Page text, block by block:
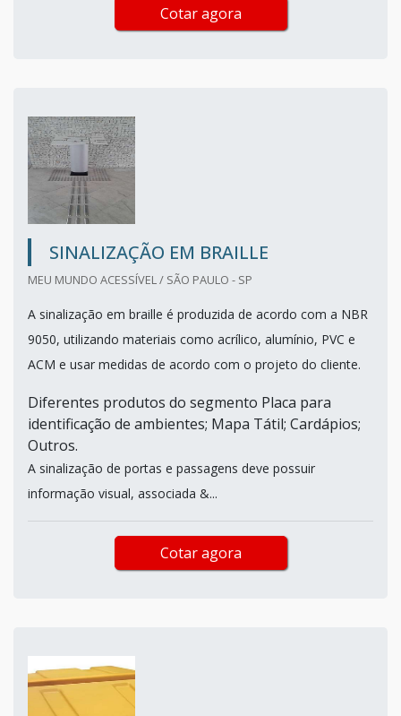
Cotar agora
SINALIZAÇÃO EM BRAILLE
MEU MUNDO ACESSÍVEL / SÃO PAULO - SP
A sinalização em braille é produzida de acordo com a NBR
9050, utilizando materiais como acrílico, alumínio, PVC e
ACM e usar medidas de acordo com o projeto do cliente.
Diferentes produtos do segmento Placa para
identificação de ambientes; Mapa Tátil; Cardápios;
Outros.
A sinalização de portas e passagens deve possuir
informação visual, associada &...
Cotar agora